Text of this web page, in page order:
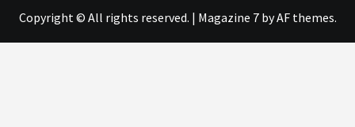
Copyright © All rights reserved. | Magazine 7by AF themes.